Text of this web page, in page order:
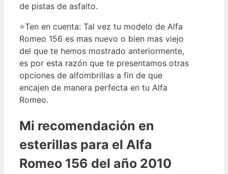
de pistas de asfalto.
⭐Ten en cuenta: Tal vez tu modelo de Alfa
Romeo 156 es mas nuevo o bien mas viejo
del que te hemos mostrado anteriormente,
es por esta razón que te presentamos otras
opciones de alfombrillas a fin de que
encajen de manera perfecta en tu Alfa
Romeo.
Mi recomendación en
esterillas para el Alfa
Romeo 156 del año 2010